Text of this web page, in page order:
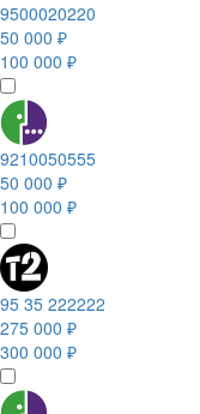
9500020220
50 000 ₽
100 000 ₽
9210050555
50 000 ₽
100 000 ₽
95 35 222222
275 000 ₽
300 000 ₽